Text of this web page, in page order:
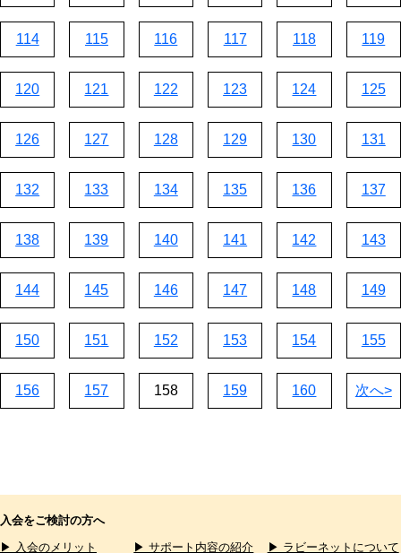
114 115 116 117 118 119
120 121 122 123 124 125
126 127 128 129 130 131
132 133 134 135 136 137
138 139 140 141 142 143
144 145 146 147 148 149
150 151 152 153 154 155
156 157 158 159 160 次へ>
入会をご検討の方へ
▶ 入会のメリット
▶ サポート内容の紹介
▶ ラビーネットについて